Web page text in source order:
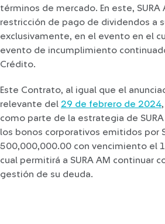
términos de mercado. En este, SURA
restricción de pago de dividendos a
exclusivamente, en el evento en el
evento de incumplimiento
Crédito.
Este Contrato, al igual que el
relevante del 29 de febrero de 2024
como parte de la estrategia de
los bonos corporativos emitidos por
500,000,000.00 con vencimiento el
cual permitirá a SURA AM continuar
gestión de su deuda.